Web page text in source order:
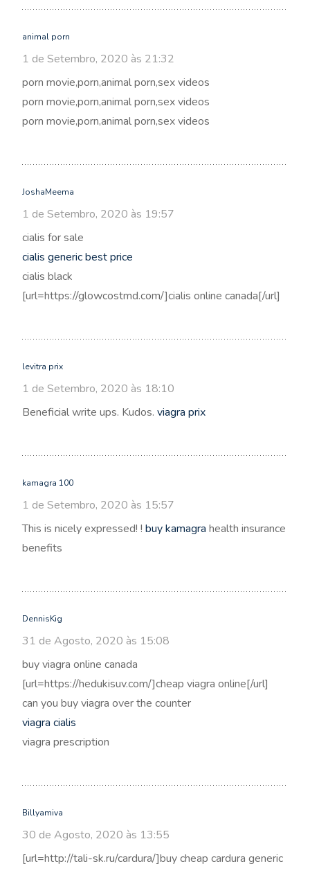
animal porn
1 de Setembro, 2020 às 21:32
porn movie,porn,animal porn,sex videos
porn movie,porn,animal porn,sex videos
porn movie,porn,animal porn,sex videos
JoshaMeema
1 de Setembro, 2020 às 19:57
cialis for sale
cialis generic best price
cialis black
[url=https://glowcostmd.com/]cialis online canada[/url]
levitra prix
1 de Setembro, 2020 às 18:10
Beneficial write ups. Kudos. viagra prix
kamagra 100
1 de Setembro, 2020 às 15:57
This is nicely expressed! ! buy kamagra health insurance
benefits
DennisKig
31 de Agosto, 2020 às 15:08
buy viagra online canada
[url=https://hedukisuv.com/]cheap viagra online[/url]
can you buy viagra over the counter
viagra cialis
viagra prescription
Billyamiva
30 de Agosto, 2020 às 13:55
[url=http://tali-sk.ru/cardura/]buy cheap cardura generic